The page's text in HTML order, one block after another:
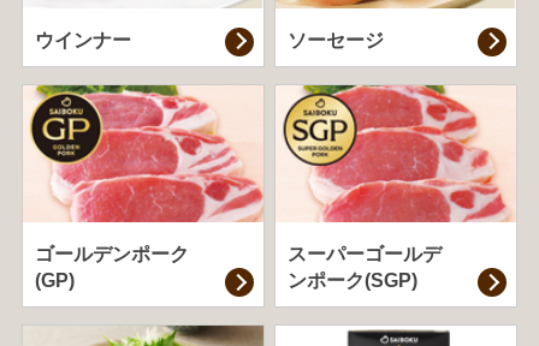
ウインナー ソーセージ
ゴールデンポーク
(GP)
スーパーゴールデ
ンポーク(SGP)